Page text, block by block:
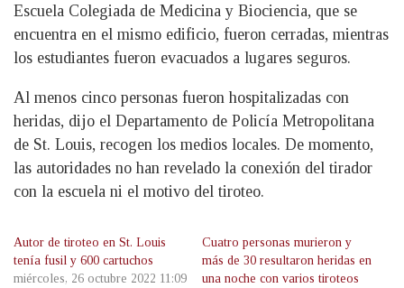
Escuela Colegiada de Medicina y Biociencia, que se
encuentra en el mismo edificio, fueron cerradas, mientras
los estudiantes fueron evacuados a lugares seguros.
Al menos cinco personas fueron hospitalizadas con
heridas, dijo el Departamento de Policía Metropolitana
de St. Louis, recogen los medios locales. De momento,
las autoridades no han revelado la conexión del tirador
con la escuela ni el motivo del tiroteo.
Autor de tiroteo en St. Louis
tenía fusil y 600 cartuchos
miércoles, 26 octubre 2022 11:09
Cuatro personas murieron y
más de 30 resultaron heridas en
una noche con varios tiroteos